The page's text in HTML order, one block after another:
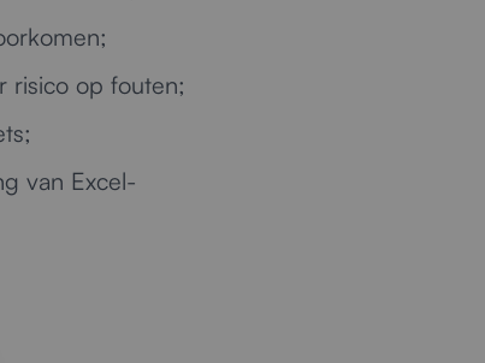
risico op fouten;
van Excel-